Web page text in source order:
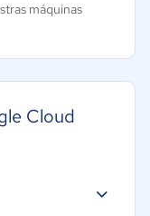
máquinas
Cloud